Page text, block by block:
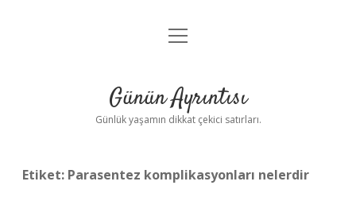
Anasayfa
Yasal Uyarı
menüyü
Günün Ayrıntısı
Günlük yaşamın dikkat çekici satırları.
Etiket: Parasentez komplikasyonları nelerdir